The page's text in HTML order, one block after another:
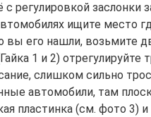
регулировкой заслонки
ищите место
вы его нашли, возьмите
1 и 2) отрегулируйте
слишком сильно
автомобили, там
пластинка (см. фото 3) и